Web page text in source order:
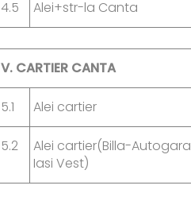
4.5 Alei+str-la Canta
V. CARTIER CANTA
5.1 Alei cartier
5.2
Alei cartier(Billa-Autogara
Iasi Vest)